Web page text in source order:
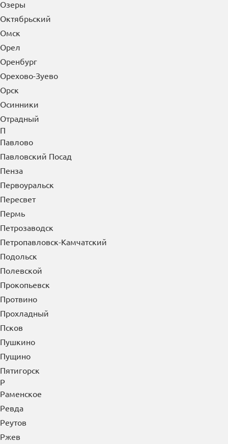
Ожерелье
Озерск
Озеры
Октябрьский
Омск
Орел
Оренбург
Орехово-Зуево
Орск
Осинники
Отрадный
П
Павлово
Павловский Посад
Пенза
Первоуральск
Пересвет
Пермь
Петрозаводск
Петропавловск-Камчатский
Подольск
Полевской
Прокопьевск
Протвино
Прохладный
Псков
Пушкино
Пущино
Пятигорск
Р
Раменское
Ревда